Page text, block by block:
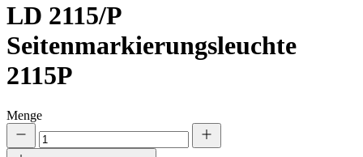
LD 2115/P
Seitenmarkierungsleuchte
2115P
Menge